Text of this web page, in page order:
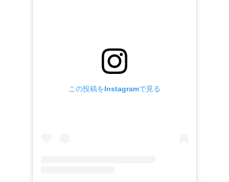
この投稿をInstagramで見る